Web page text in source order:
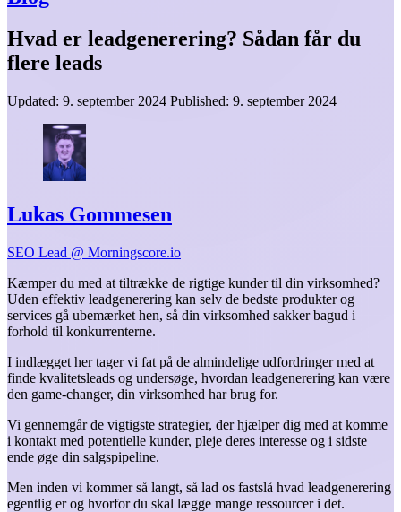
Hvad er leadgenerering? Sådan får du
flere leads
Updated: 9. september 2024 Published: 9. september 2024
Lukas Gommesen
SEO Lead @ Morningscore.io
Kæmper du med at tiltrække de rigtige kunder til din virksomhed?
Uden effektiv leadgenerering kan selv de bedste produkter og
services gå ubemærket hen, så din virksomhed sakker bagud i
forhold til konkurrenterne.
I indlægget her tager vi fat på de almindelige udfordringer med at
finde kvalitetsleads og undersøge, hvordan leadgenerering kan være
den game-changer, din virksomhed har brug for.
Vi gennemgår de vigtigste strategier, der hjælper dig med at komme
i kontakt med potentielle kunder, pleje deres interesse og i sidste
ende øge din salgspipeline.
Men inden vi kommer så langt, så lad os fastslå hvad leadgenerering
egentlig er og hvorfor du skal lægge mange ressourcer i det.